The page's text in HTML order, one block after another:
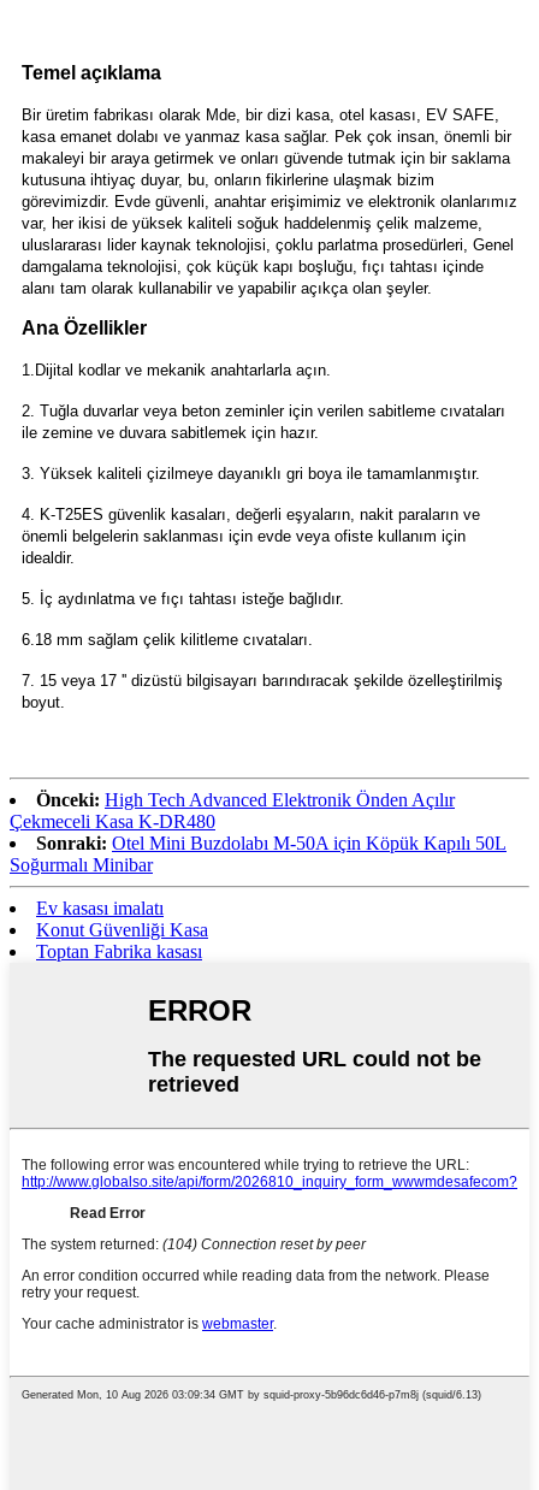
Temel açıklama
Bir üretim fabrikası olarak Mde, bir dizi kasa, otel kasası, EV SAFE,
kasa emanet dolabı ve yanmaz kasa sağlar. Pek çok insan, önemli bir
makaleyi bir araya getirmek ve onları güvende tutmak için bir saklama
kutusuna ihtiyaç duyar, bu, onların fikirlerine ulaşmak bizim
görevimizdir. Evde güvenli, anahtar erişimimiz ve elektronik olanlarımız
var, her ikisi de yüksek kaliteli soğuk haddelenmiş çelik malzeme,
uluslararası lider kaynak teknolojisi, çoklu parlatma prosedürleri, Genel
damgalama teknolojisi, çok küçük kapı boşluğu, fıçı tahtası içinde
alanı tam olarak kullanabilir ve yapabilir açıkça olan şeyler.
Ana Özellikler
1.Dijital kodlar ve mekanik anahtarlarla açın.
2. Tuğla duvarlar veya beton zeminler için verilen sabitleme cıvataları
ile zemine ve duvara sabitlemek için hazır.
3. Yüksek kaliteli çizilmeye dayanıklı gri boya ile tamamlanmıştır.
4. K-T25ES güvenlik kasaları, değerli eşyaların, nakit paraların ve
önemli belgelerin saklanması için evde veya ofiste kullanım için
idealdir.
5. İç aydınlatma ve fıçı tahtası isteğe bağlıdır.
6.18 mm sağlam çelik kilitleme cıvataları.
7. 15 veya 17 '' dizüstü bilgisayarı barındıracak şekilde özelleştirilmiş
boyut.
Önceki: High Tech Advanced Elektronik Önden Açılır
Çekmeceli Kasa K-DR480
Sonraki: Otel Mini Buzdolabı M-50A için Köpük Kapılı 50L
Soğurmalı Minibar
Ev kasası imalatı
Konut Güvenliği Kasa
Toptan Fabrika kasası